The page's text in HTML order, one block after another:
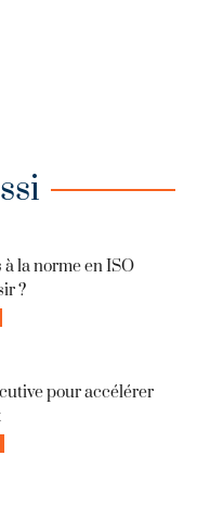
la norme en ISO
?
pour accélérer